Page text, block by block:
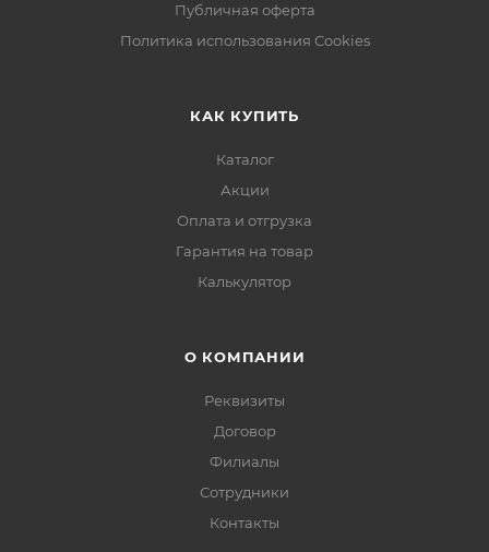
Публичная оферта
Политика использования Cookies
КАК КУПИТЬ
Каталог
Акции
Оплата и отгрузка
Гарантия на товар
Калькулятор
О КОМПАНИИ
Реквизиты
Договор
Филиалы
Сотрудники
Контакты